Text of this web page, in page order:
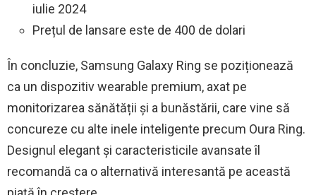
iulie 2024
Prețul de lansare este de 400 de dolari
În concluzie, Samsung Galaxy Ring se poziționează
ca un dispozitiv wearable premium, axat pe
monitorizarea sănătății și a bunăstării, care vine să
concureze cu alte inele inteligente precum Oura Ring.
Designul elegant și caracteristicile avansate îl
recomandă ca o alternativă interesantă pe această